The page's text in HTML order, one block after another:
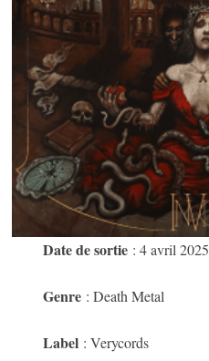
Date de sortie : 4 avril 2025
Genre : Death Metal
Label : Verycords